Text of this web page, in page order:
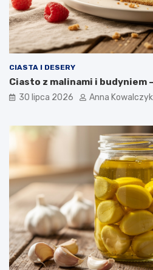
CIASTA I DESERY
Ciasto z malinami i budyniem
30 lipca 2026 Anna Kowalczyk